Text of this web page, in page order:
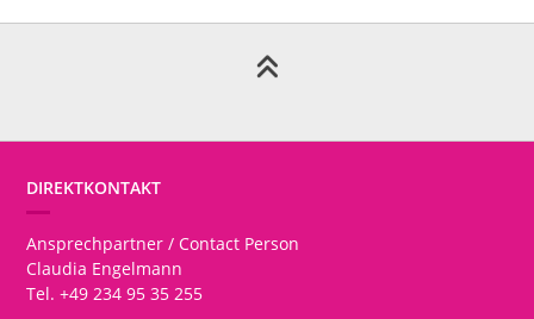
DIREKTKONTAKT
Ansprechpartner / Contact Person
Claudia Engelmann
Tel. +49 234 95 35 255